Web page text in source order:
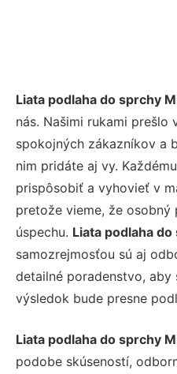
Liata podlaha do sprchy
nás. Našimi rukami prešlo
spokojných zákazníkov a
nim pridáte aj vy.
prispôsobiť a vyhovieť v
pretože vieme, že
úspechu. Liata podlaha
samozrejmosťou sú aj
detailné poradenstvo, aby
výsledok bude presne
Liata podlaha do sprchy
podobe skúseností,